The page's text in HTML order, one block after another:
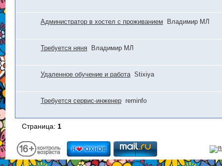
Администратор в хостел с проживанием Владимир МЛ
Требуется няня Владимир МЛ
Удаленное обучение и работа Stixiya
Требуется сервис-инженер reminfo
Страница: 1